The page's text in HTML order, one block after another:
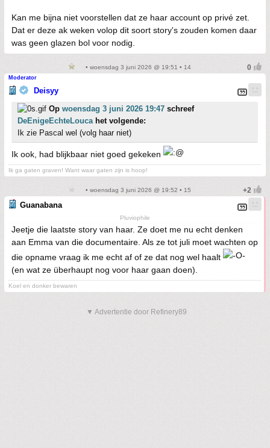
Kan me bijna niet voorstellen dat ze haar account op privé zet.
Dat er deze ak weken volop dit soort story's zouden komen daar
was geen glazen bol voor nodig.
• woensdag 3 juni 2026 @ 19:51 • 14
Moderator
Deisyy
Op woensdag 3 juni 2026 19:47 schreef
DeEnigeEchteLoucahet volgende:
Ik zie Pascal wel (volg haar niet)
Ik ook, had blijkbaar niet goed gekeken
Ik ga gaten graven! Want waar gaten zijn is hoop!
• woensdag 3 juni 2026 @ 19:52 • 15
Guanabana
Pluviophile
Jeetje die laatste story van haar. Ze doet me nu echt denken
aan Emma van die documentaire. Als ze tot juli moet wachten op
die opname vraag ik me echt af of ze dat nog wel haalt
(en wat ze überhaupt nog voor haar gaan doen).
Koel en donker bewaren
▼ Advertentie door Refinery89